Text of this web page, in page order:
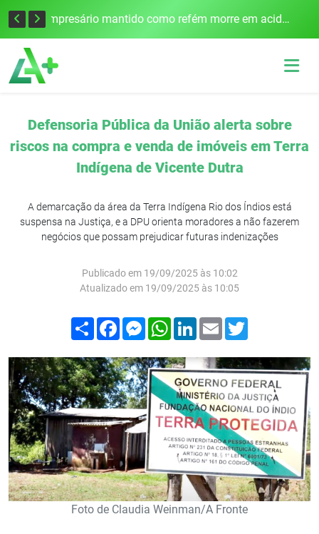
Edital para construção de ponte entre Itapiranga e Barra do Guarita deve ser lançado no segundo semestre Empresário mantido como refém morre em acidente após assalto em Cerro Largo
Defensoria Pública da União alerta sobre
riscos na compra e venda de imóveis em Terra
Indígena de Vicente Dutra
A demarcação da área da Terra Indígena Rio dos Índios está
suspensa na Justiça, e a DPU orienta moradores a não fazerem
negócios que possam prejudicar futuras indenizações
Publicado em 19/09/2025 às 10:02
Atualizado em 19/09/2025 às 10:05
Compartilhar
FacebookMessenger
WhatsApp
LinkedIn
Email
Foto de Claudia Weinman/A Fronte